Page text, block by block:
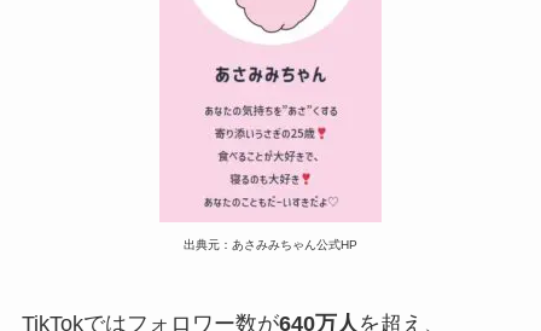
出典元：あさみみちゃん公式HP
TikTokではフォロワー数が640万人 を超え、